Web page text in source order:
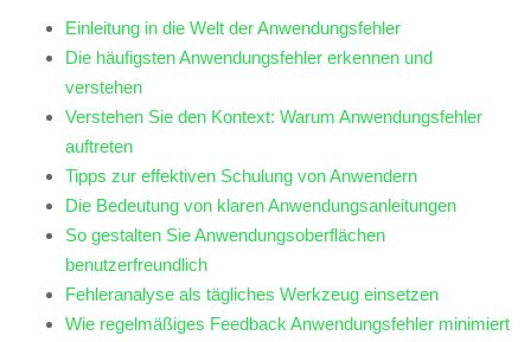
Einleitung ‍in die Welt der ‍Anwendungsfehler
Die häufigsten Anwendungsfehler‌ erkennen und
verstehen
Verstehen Sie den Kontext: Warum Anwendungsfehler
auftreten
Tipps​ zur effektiven‌ Schulung von ⁣Anwendern
Die​ Bedeutung von klaren ‌Anwendungsanleitungen
So gestalten Sie‌ Anwendungsoberflächen ​
benutzerfreundlich
Fehleranalyse als tägliches Werkzeug einsetzen
Wie⁤ regelmäßiges Feedback Anwendungsfehler minimiert